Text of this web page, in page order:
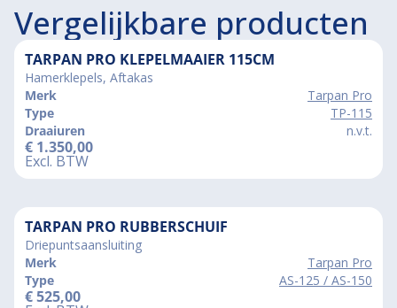
Vergelijkbare producten
TARPAN PRO KLEPELMAAIER 115CM
Hamerklepels, Aftakas
Merk
Tarpan Pro
Type
TP-115
Draaiuren
n.v.t.
€ 1.350,00
Excl. BTW
TARPAN PRO RUBBERSCHUIF
Driepuntsaansluiting
Merk
Tarpan Pro
Type
AS-125 / AS-150
€525,00